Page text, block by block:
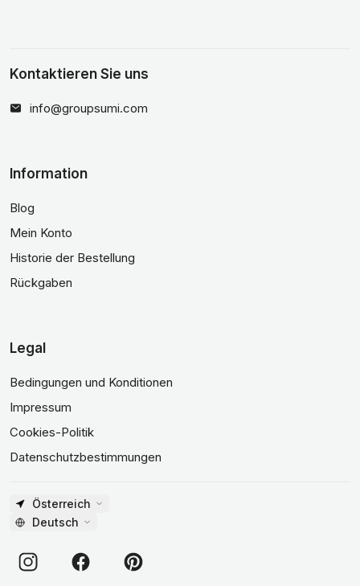
Kontaktieren Sie uns
info@groupsumi.com
Information
Blog
Mein Konto
Historie der Bestellung
Rückgaben
Legal
Bedingungen und Konditionen
Impressum
Cookies-Politik
Datenschutzbestimmungen
Österreich
Deutsch